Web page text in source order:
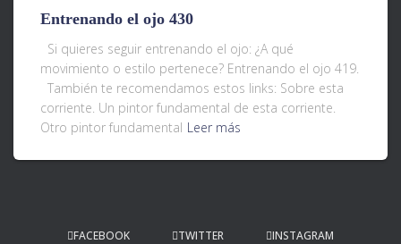
Entrenando el ojo 430
Si quieres seguir entrenando el ojo: ¿A qué
movimiento o estilo pertenece? Entrenando el ojo 419.
También te recomendamos estos links: Sobre esta
corriente. Un pintor fundamental de esta corriente.
Otro pintor fundamental Leer más
FACEBOOK TWITTER INSTAGRAM